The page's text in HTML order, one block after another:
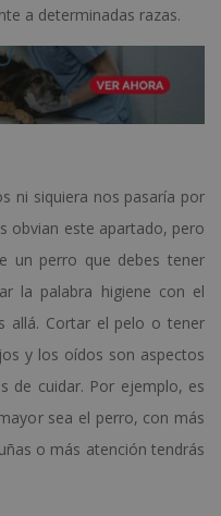
a determinadas razas.
ni siquiera nos pasaría por
obvian este apartado, pero
un perro que debes tener
la palabra higiene con el
allá. Cortar el pelo o tener
y los oídos son aspectos
de cuidar. Por ejemplo, es
sea el perro, con más
o más atención tendrás